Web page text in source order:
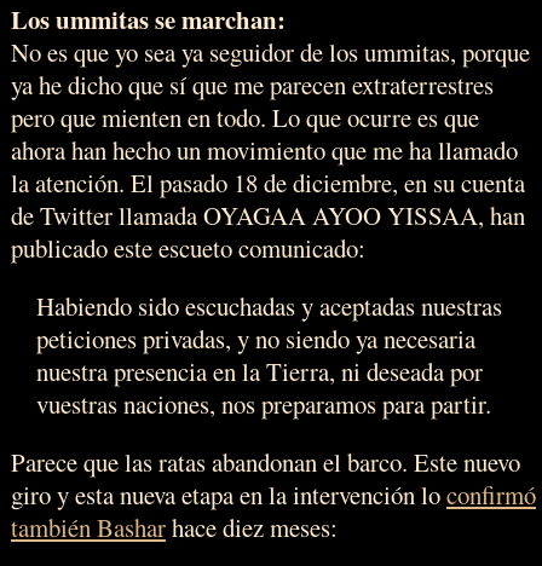
Los ummitas se marchan:
No es que yo sea ya seguidor de los ummitas, porque
ya he dicho que sí que me parecen extraterrestres
pero que mienten en todo. Lo que ocurre es que
ahora han hecho un movimiento que me ha llamado
la atención. El pasado 18 de diciembre, en su cuenta
de Twitter llamada OYAGAA AYOO YISSAA, han
publicado este escueto comunicado:
Habiendo sido escuchadas y aceptadas nuestras
peticiones privadas, y no siendo ya necesaria
nuestra presencia en la Tierra, ni deseada por
vuestras naciones, nos preparamos para partir.
Parece que las ratas abandonan el barco. Este nuevo
giro y esta nueva etapa en la intervención loconfirmó
también Basharhace diez meses: